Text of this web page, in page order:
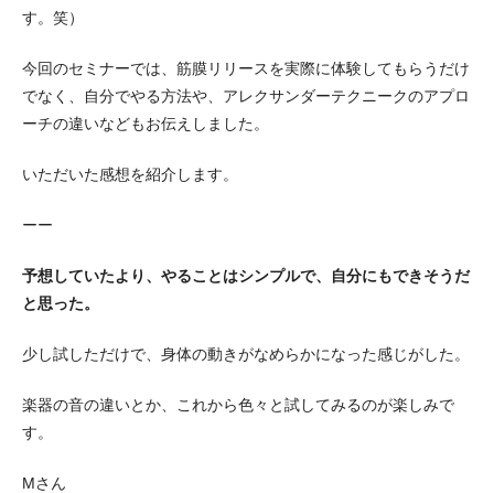
す。笑）
今回のセミナーでは、筋膜リリースを実際に体験してもらうだけ
でなく、自分でやる方法や、アレクサンダーテクニークのアプロ
ーチの違いなどもお伝えしました。
いただいた感想を紹介します。
ーー
予想していたより、やることはシンプルで、自分にもできそうだ
と思った。
少し試しただけで、身体の動きがなめらかになった感じがした。
楽器の音の違いとか、これから色々と試してみるのが楽しみで
す。
Mさん